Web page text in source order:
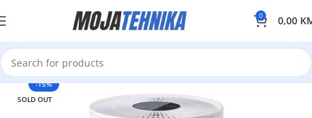
0 0,00
-15%
SOLD OUT